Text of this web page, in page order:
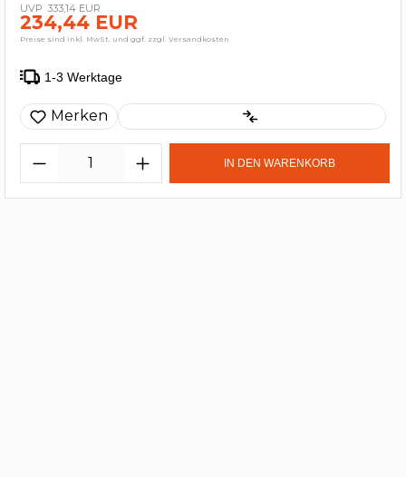
333,14 EUR
234,44 EUR
Preise sind inkl. MwSt. und ggf. zzgl. Versandkosten
1-3 Werktage
Merken
IN DEN WARENKORB